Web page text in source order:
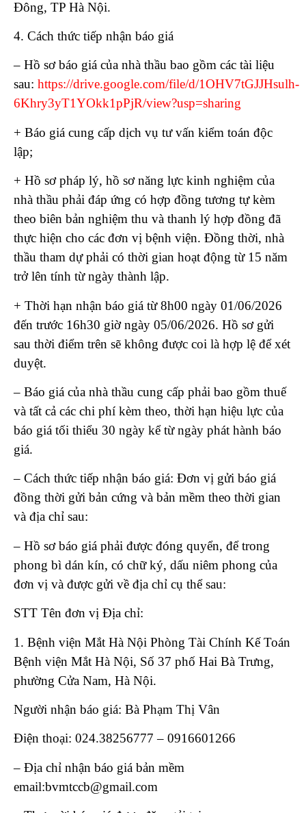
Đông, TP Hà Nội.
4. Cách thức tiếp nhận báo giá
– Hồ sơ báo giá của nhà thầu bao gồm các tài liệu
sau: https://drive.google.com/file/d/1OHV7tGJJHsulh-
6Khry3yT1YOkk1pPjR/view?usp=sharing
+ Báo giá cung cấp dịch vụ tư vấn kiểm toán độc
lập;
+ Hồ sơ pháp lý, hồ sơ năng lực kinh nghiệm của
nhà thầu phải đáp ứng có hợp đồng tương tự kèm
theo biên bản nghiệm thu và thanh lý hợp đồng đã
thực hiện cho các đơn vị bệnh viện. Đồng thời, nhà
thầu tham dự phải có thời gian hoạt động từ 15 năm
trở lên tính từ ngày thành lập.
+ Thời hạn nhận báo giá từ 8h00 ngày 01/06/2026
đến trước 16h30 giờ ngày 05/06/2026. Hồ sơ gửi
sau thời điểm trên sẽ không được coi là hợp lệ để xét
duyệt.
– Báo giá của nhà thầu cung cấp phải bao gồm thuế
và tất cả các chi phí kèm theo, thời hạn hiệu lực của
báo giá tối thiểu 30 ngày kể từ ngày phát hành báo
giá.
– Cách thức tiếp nhận báo giá: Đơn vị gửi báo giá
đồng thời gửi bản cứng và bản mềm theo thời gian
và địa chỉ sau:
– Hồ sơ báo giá phải được đóng quyển, để trong
phong bì dán kín, có chữ ký, dấu niêm phong của
đơn vị và được gửi về địa chỉ cụ thể sau:
STT Tên đơn vị Địa chỉ:
1. Bệnh viện Mắt Hà Nội Phòng Tài Chính Kế Toán
Bệnh viện Mắt Hà Nội, Số 37 phố Hai Bà Trưng,
phường Cửa Nam, Hà Nội.
Người nhận báo giá: Bà Phạm Thị Vân
Điện thoại: 024.38256777 – 0916601266
– Địa chỉ nhận báo giá bản mềm
email:bvmtccb@gmail.com